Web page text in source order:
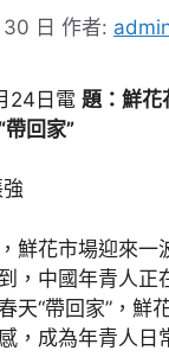
日 作者:
24日電 題：鮮
回家”
鮮花市場迎來一
，中國年青人正
天“帶回家”，鮮
，成為年青人日